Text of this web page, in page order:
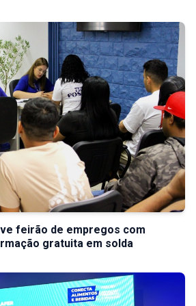
feirão de empregos com
gratuita em solda